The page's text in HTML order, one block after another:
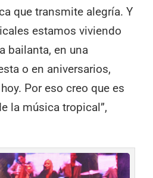
que transmite alegría. Y
estamos viviendo
bailanta, en una
o en aniversarios,
Por eso creo que es
la música tropical”,